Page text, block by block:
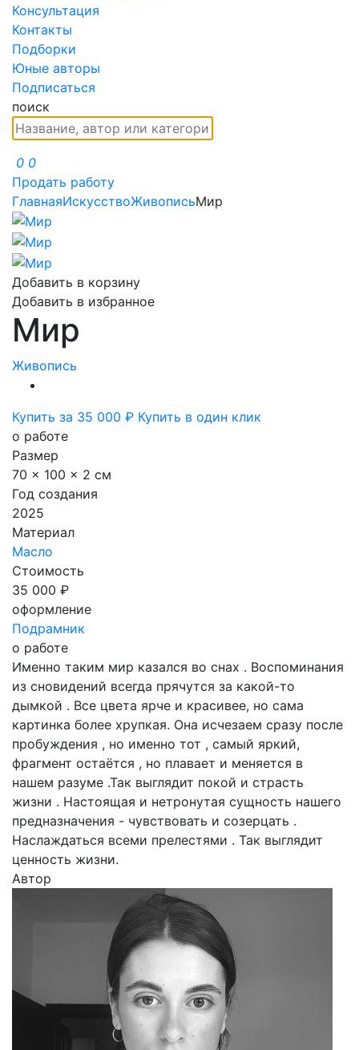
Консультация
Контакты
Подборки
Юные авторы
Подписаться
поиск
0 0
Продать работу
ГлавнаяИскусствоЖивописьМир
Добавить в корзину
Добавить в избранное
Мир
Живопись
Купить за 35 000 ₽ Купить в один клик
о работе
Размер
70 x 100 x 2 см
Год создания
2025
Материал
Масло
Стоимость
35 000 ₽
оформление
Подрамник
о работе
Именно таким мир казался во снах . Воспоминания
из сновидений всегда прячутся за какой-то
дымкой . Все цвета ярче и красивее, но сама
картинка более хрупкая. Она исчезаем сразу после
пробуждения , но именно тот , самый яркий,
фрагмент остаётся , но плавает и меняется в
нашем разуме .Так выглядит покой и страсть
жизни . Настоящая и нетронутая сущность нашего
предназначения - чувствовать и созерцать .
Наслаждаться всеми прелестями . Так выглядит
ценность жизни.
Автор